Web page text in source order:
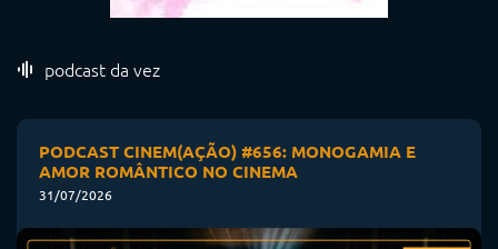
podcast da vez
PODCAST CINEM(AÇÃO) #656: MONOGAMIA E
AMOR ROMÂNTICO NO CINEMA
31/07/2026